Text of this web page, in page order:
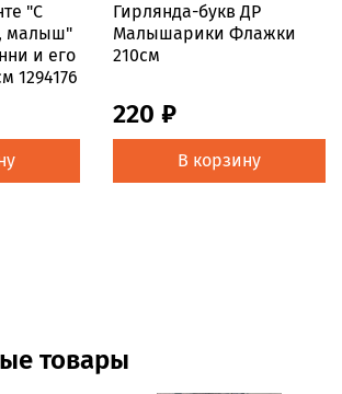
"С
малыш"
и его
1294176
Гирлянда-букв ДР
Малышарики Флажки
210см
220 ₽
В корзину
товары